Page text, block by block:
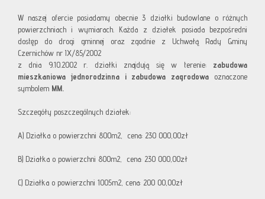
W naszej ofercie posiadamy obecnie 3 działki budowlane o różnych
powierzchniach i wymiarach. Każda z działek posiada bezpośredni
dostęp do drogi gminnej oraz zgodnie z Uchwałą Rady Gminy
Czernichów nr IX/85/2002
z dnia 9.10.2002 r. działki znajdują się w terenie: zabudowa
mieszkaniowa jednorodzinna i zabudowa zagrodowa oznaczone
symbolem MM.
Szczegóły poszczególnych działek:
A) Działka o powierzchni 800m2, cena: 230 000,00zł
B) Działka o powierzchni 800m2, cena: 230 000,00zł
C) Działka o powierzchni 1005m2, cena: 200 00,00zł